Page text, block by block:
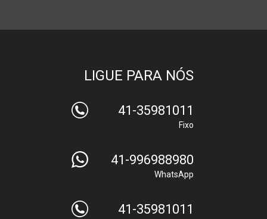
LIGUE PARA NÓS
41-35981011
Fixo
41-996988980
WhatsApp
41-35981011